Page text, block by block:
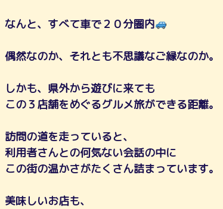
なんと、すべて車で２０分圏内
偶然なのか、それとも不思議なご縁なのか。
しかも、県外から遊びに来ても
この３店舗をめぐるグルメ旅ができる距離。
訪問の道を走っていると、
利用者さんとの何気ない会話の中に
この街の温かさがたくさん詰まっています。
美味しいお店も、